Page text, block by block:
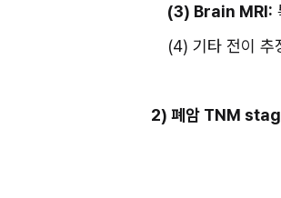
(3) Brain MRI:
(4) 기타 전이 추
2) 폐암 TNM